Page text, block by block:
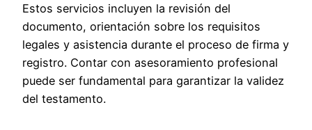
Estos servicios incluyen la revisión del
documento, orientación sobre los requisitos
legales y asistencia durante el proceso de firma y
registro. Contar con asesoramiento profesional
puede ser fundamental para garantizar la validez
del testamento.